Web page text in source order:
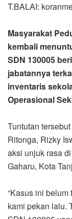
T.BALAI:
Masyarakat
kembali
SDN 130005
jabatannya
inventaris
Operasional
Tuntutan
Ritonga, Rizky
aksi unjuk rasa
Gaharu, Kota
“Kasus ini
kami pekan lalu.